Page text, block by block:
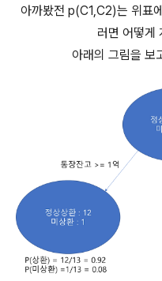
아까봤전 p(C1,C2)는 위표
러면 어떻게
아래의 그림을 보